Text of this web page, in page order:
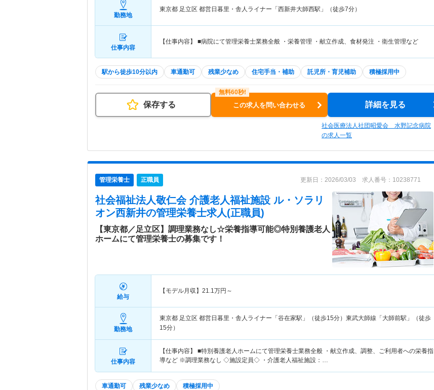
勤務地
東京都 足立区 都営日暮里・舎人ライナー「西新井大師西駅」（徒歩7分）
仕事内容
【仕事内容】 ■病院にて管理栄養士業務全般 ・栄養管理 ・献立作成、食材発注 ・衛生管理など
駅から徒歩10分以内 車通勤可 残業少なめ 住宅手当・補助 託児所・育児補助 積極採用中
保存する この求人を問い合わせる 詳細を見る
社会医療法人社団昭愛会 水野記念病院
の求人一覧
管理栄養士 正職員 更新日：2026/03/03 求人番号：10238771
社会福祉法人敬仁会 介護老人福祉施設 ル・ソラリ
オン西新井の管理栄養士求人(正職員)
【東京都／足立区】調理業務なし☆栄養指導可能◎特別養護老人
ホームにて管理栄養士の募集です！
給与
【モデル月収】 21.1万円～
勤務地
東京都 足立区 都営日暮里・舎人ライナー「谷在家駅」（徒歩15分）東武大師線「大師前駅」（徒歩
15分）
仕事内容
【仕事内容】 ■特別養護老人ホームにて管理栄養士業務全般 ・献立作成、調整、ご利用者への栄養指
導など ※調理業務なし ◇施設定員◇ ・介護老人福祉施設：…
車通勤可 残業少なめ 積極採用中